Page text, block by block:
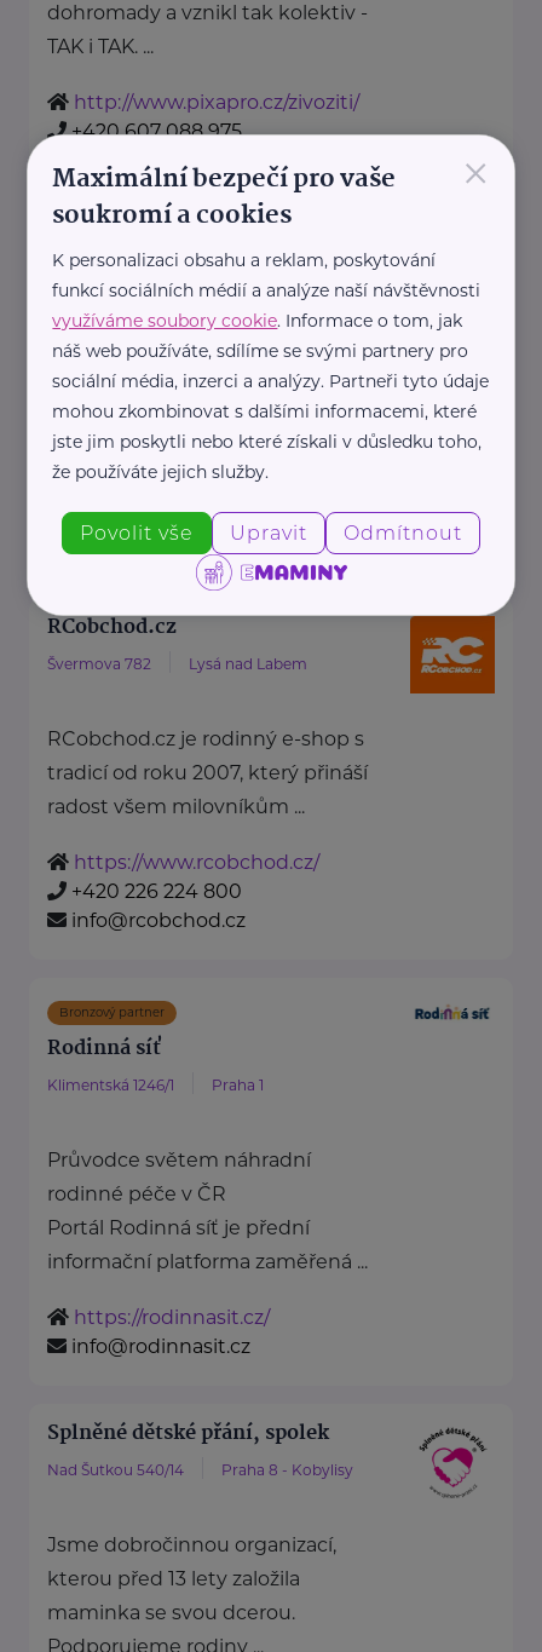
dohromady a vznikl tak kolektiv -
TAK i TAK. ...
http://www.pixapro.cz/zivoziti/
+420 607 088 975
kolektivtakitak@gmail.com
NEVA E-commerce s.r.o.
Václaví 24 Rovensko pod Troskami
Karikaturio přináší originální
dárky s osobním přesahem –
karikatury, které vám natiskneme
https://www.karikaturio.cz/
+420 724 581 999
mail@karikaturio.cz
RCobchod.cz
Švermova 782 Lysá nad Labem
RCobchod.cz je rodinný e-shop s
tradicí od roku 2007, který přináší
radost všem milovníkům ...
https://www.rcobchod.cz/
+420 226 224 800
info@rcobchod.cz
Bronzový partner
Rodinná síť
Klimentská 1246/1 Praha 1
Průvodce světem náhradní
rodinné péče v ČR
Portál Rodinná síť je přední
informační platforma zaměřená ...
https://rodinnasit.cz/
info@rodinnasit.cz
Splněné dětské přání, spolek
Nad Šutkou 540/14 Praha 8 - Kobylisy
Jsme dobročinnou organizací,
kterou před 13 lety založila
maminka se svou dcerou.
Podporujeme rodiny ...
×
Maximální bezpečí pro vaše
soukromí a cookies
K personalizaci obsahu a reklam, poskytování
funkcí sociálních médií a analýze naší návštěvnosti
využíváme soubory cookie. Informace o tom, jak
náš web používáte, sdílíme se svými partnery pro
sociální média, inzerci a analýzy. Partneři tyto údaje
mohou zkombinovat s dalšími informacemi, které
jste jim poskytli nebo které získali v důsledku toho,
že používáte jejich služby.
Povolit vše Upravit Odmítnout